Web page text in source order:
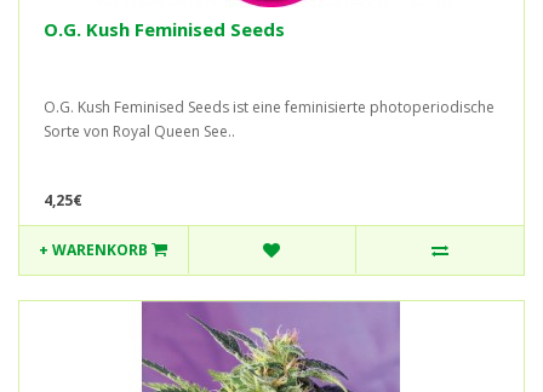
O.G. Kush Feminised Seeds
O.G. Kush Feminised Seeds ist eine feminisierte photoperiodische
Sorte von Royal Queen See..
4,25€
+ WARENKORB